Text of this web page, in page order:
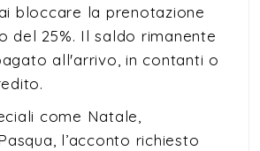
bloccare la prenotazione
del 25%. Il saldo rimanente
all'arrivo, in contanti o
come Natale,
l’acconto richiesto